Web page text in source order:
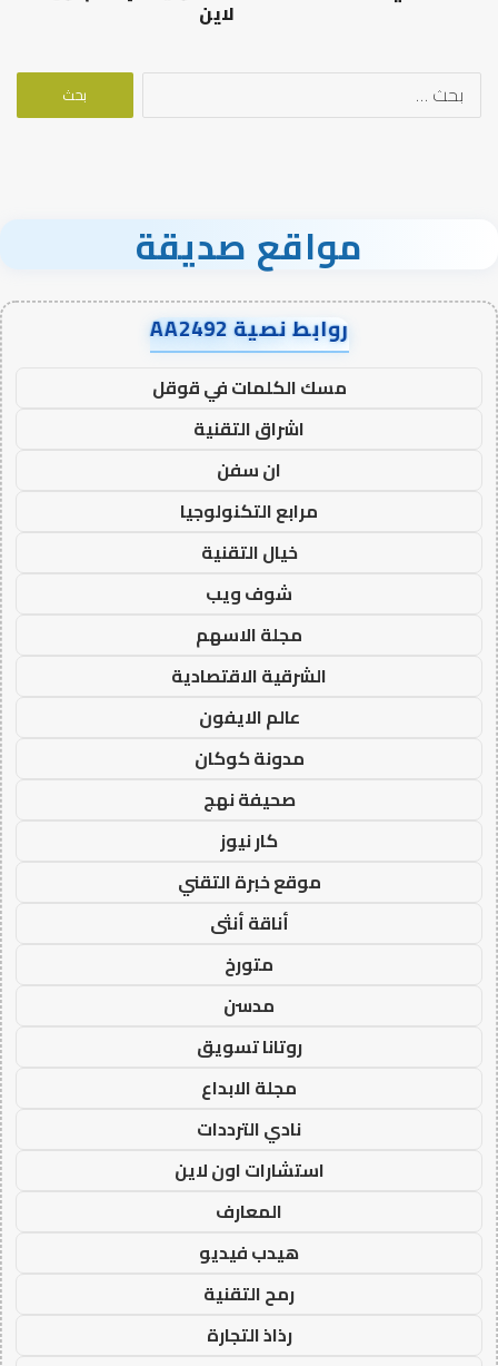
لاين
البحث
مواقع صديقة
روابط نصية AA2492
مسك الكلمات في قوقل
اشراق التقنية
ان سفن
مرابع التكنولوجيا
خيال التقنية
شوف ويب
مجلة الاسهم
الشرقية الاقتصادية
عالم الايفون
مدونة كوكان
صحيفة نهج
كار نيوز
موقع خبرة التقني
أناقة أنثى
متورخ
مدسن
روتانا تسويق
مجلة الابداع
نادي الترددات
استشارات اون لاين
المعارف
هيدب فيديو
رمح التقنية
رذاذ التجارة